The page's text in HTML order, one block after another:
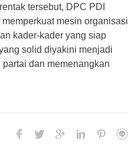
tersebut, DPC PDI
mesin organisasi
kader-kader yang siap
solid diyakini menjadi
dan memenangkan